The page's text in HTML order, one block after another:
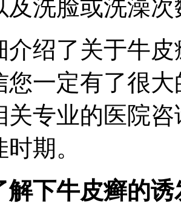
及洗脸或洗澡
介绍了关于牛
您一定有了很
关专业的医院
期。
解下牛皮癣的